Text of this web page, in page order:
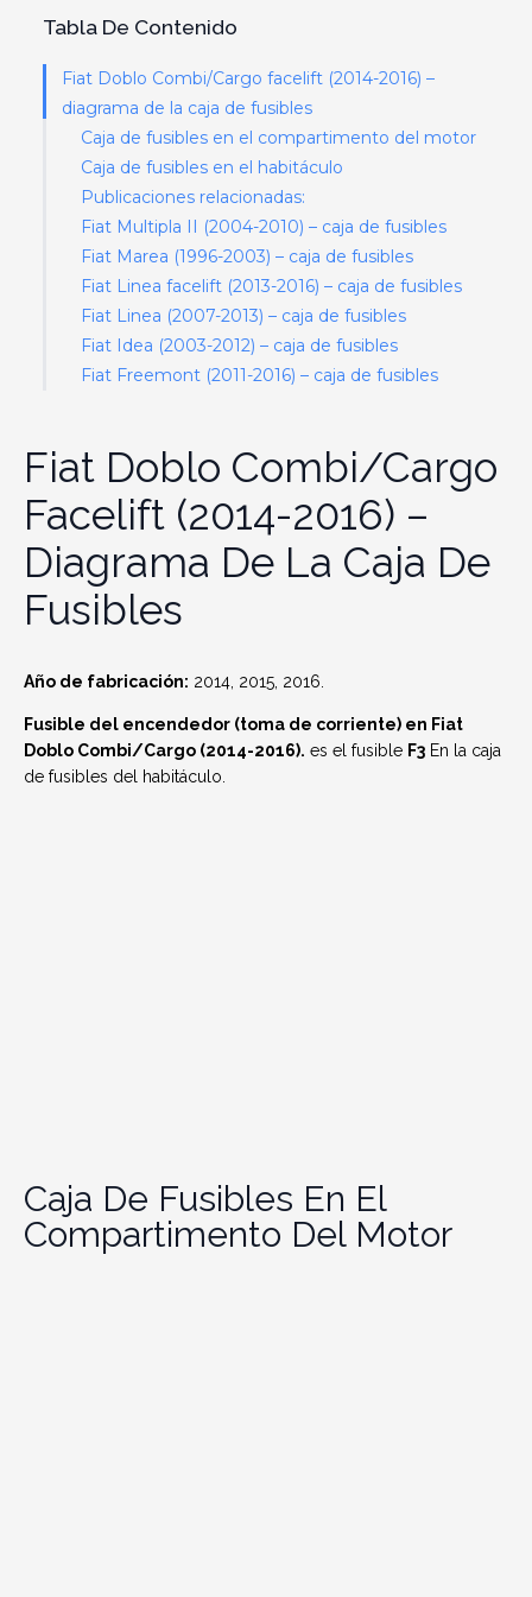
Tabla De Contenido
Fiat Doblo Combi/Cargo facelift (2014-2016) –
diagrama de la caja de fusibles
Caja de fusibles en el compartimento del motor
Caja de fusibles en el habitáculo
Publicaciones relacionadas:
Fiat Multipla II (2004-2010) – caja de fusibles
Fiat Marea (1996-2003) – caja de fusibles
Fiat Linea facelift (2013-2016) – caja de fusibles
Fiat Linea (2007-2013) – caja de fusibles
Fiat Idea (2003-2012) – caja de fusibles
Fiat Freemont (2011-2016) – caja de fusibles
Fiat Doblo Combi/Cargo
Facelift (2014-2016) –
Diagrama De La Caja De
Fusibles
Año de fabricación: 2014, 2015, 2016.
Fusible del encendedor (toma de corriente) en Fiat
Doblo Combi/Cargo (2014-2016). es el fusible F3 En la caja
de fusibles del habitáculo.
Caja De Fusibles En El
Compartimento Del Motor